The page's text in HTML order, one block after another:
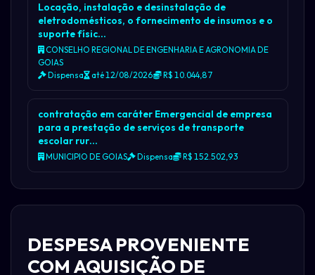
Locação, instalação e desinstalação de
eletrodomésticos, o fornecimento de insumos e o
suporte físic…
CONSELHO REGIONAL DE ENGENHARIA E AGRONOMIA DE
GOIAS
Dispensa
até 12/08/2026 R$ 10.044,87
contratação em caráter Emergencial de empresa
para a prestação de serviços de transporte
escolar rur…
MUNICIPIO DE GOIAS Dispensa R$ 152.502,93
DESPESA PROVENIENTE
COM AQUISIÇÃO DE